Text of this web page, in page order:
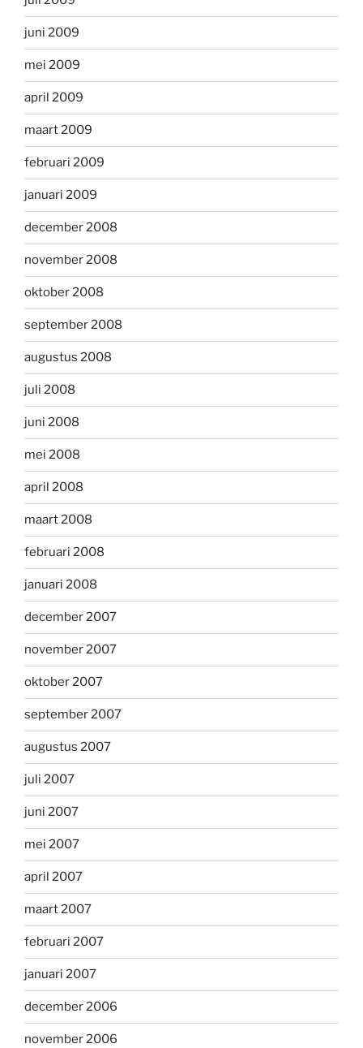
juni 2009
mei 2009
april 2009
maart 2009
februari 2009
januari 2009
december 2008
november 2008
oktober 2008
september 2008
augustus 2008
juli 2008
juni 2008
mei 2008
april 2008
maart 2008
februari 2008
januari 2008
december 2007
november 2007
oktober 2007
september 2007
augustus 2007
juli 2007
juni 2007
mei 2007
april 2007
maart 2007
februari 2007
januari 2007
december 2006
november 2006